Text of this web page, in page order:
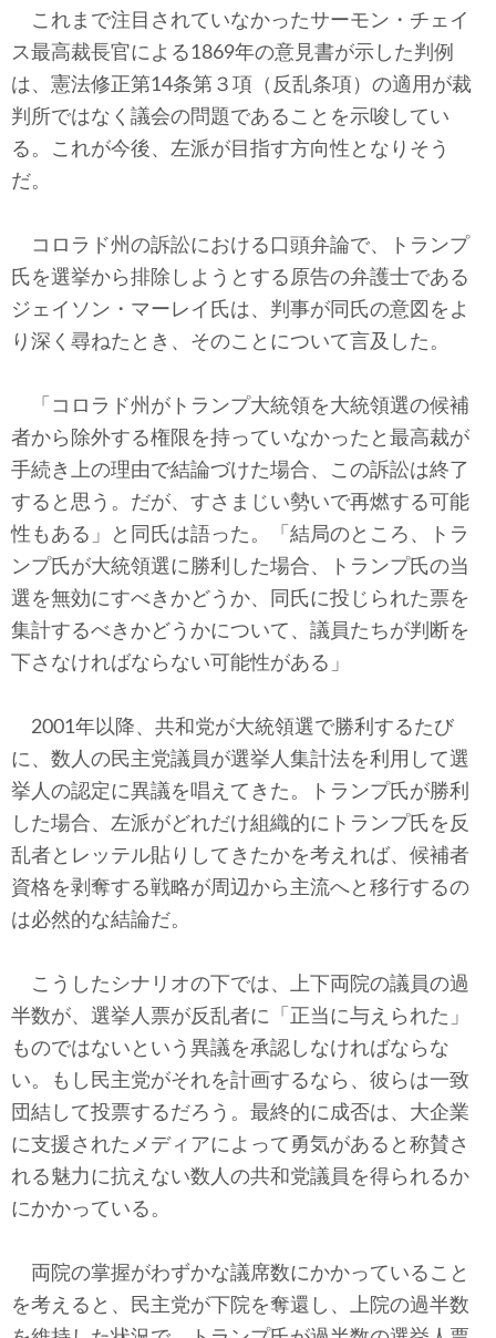
これまで注目されていなかったサーモン・チェイ
ス最高裁長官による1869年の意見書が示した判例
は、憲法修正第14条第３項（反乱条項）の適用が裁
判所ではなく議会の問題であることを示唆してい
る。これが今後、左派が目指す方向性となりそう
だ。
コロラド州の訴訟における口頭弁論で、トランプ
氏を選挙から排除しようとする原告の弁護士である
ジェイソン・マーレイ氏は、判事が同氏の意図をよ
り深く尋ねたとき、そのことについて言及した。
「コロラド州がトランプ大統領を大統領選の候補
者から除外する権限を持っていなかったと最高裁が
手続き上の理由で結論づけた場合、この訴訟は終了
すると思う。だが、すさまじい勢いで再燃する可能
性もある」と同氏は語った。「結局のところ、トラ
ンプ氏が大統領選に勝利した場合、トランプ氏の当
選を無効にすべきかどうか、同氏に投じられた票を
集計するべきかどうかについて、議員たちが判断を
下さなければならない可能性がある」
2001年以降、共和党が大統領選で勝利するたび
に、数人の民主党議員が選挙人集計法を利用して選
挙人の認定に異議を唱えてきた。トランプ氏が勝利
した場合、左派がどれだけ組織的にトランプ氏を反
乱者とレッテル貼りしてきたかを考えれば、候補者
資格を剥奪する戦略が周辺から主流へと移行するの
は必然的な結論だ。
こうしたシナリオの下では、上下両院の議員の過
半数が、選挙人票が反乱者に「正当に与えられた」
ものではないという異議を承認しなければならな
い。もし民主党がそれを計画するなら、彼らは一致
団結して投票するだろう。最終的に成否は、大企業
に支援されたメディアによって勇気があると称賛さ
れる魅力に抗えない数人の共和党議員を得られるか
にかかっている。
両院の掌握がわずかな議席数にかかっていること
を考えると、民主党が下院を奪還し、上院の過半数